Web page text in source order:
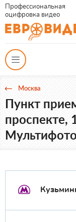
Профессиональная
оцифровка видео
Москва
Пункт
проспекте,